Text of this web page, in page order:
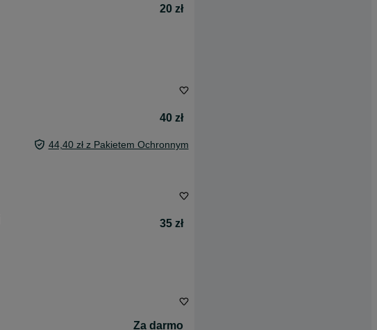
20 zł
40 zł
44,40 zł z Pakietem Ochronnym
35 zł
Za darmo